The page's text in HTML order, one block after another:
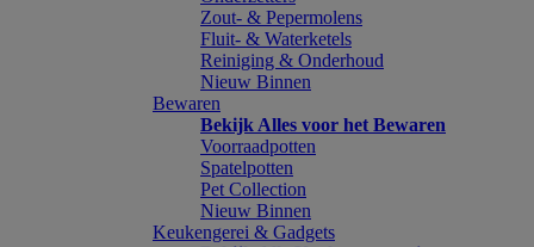
Zout- & Pepermolens
Fluit- & Waterketels
Reiniging & Onderhoud
Nieuw Binnen
Bewaren
Bekijk Alles voor het Bewaren
Voorraadpotten
Spatelpotten
Pet Collection
Nieuw Binnen
Keukengerei & Gadgets